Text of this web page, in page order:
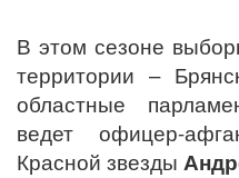
В этом сезоне
территории –
областные
ведет офицер-
Красной звезды